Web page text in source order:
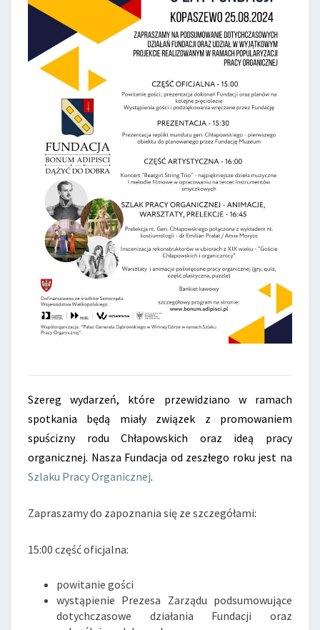
Szereg wydarzeń, które przewidziano w ramach
spotkania będą miały związek z promowaniem
spuścizny rodu Chłapowskich oraz ideą pracy
organicznej. Nasza Fundacja od zeszłego roku jest na
Szlaku Pracy Organicznej.
Zapraszamy do zapoznania się ze szczegółami:
15:00 część oficjalna:
powitanie gości
wystąpienie Prezesa Zarządu podsumowujące
dotychczasowe działania Fundacji oraz